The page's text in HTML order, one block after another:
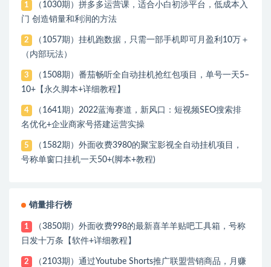
1
（1030期）拼多多运营课，适合小白初涉平台，低成本入
门 创造销量和利润的方法
2
（1057期）挂机跑数据，只需一部手机即可月盈利10万＋
（内部玩法）
3
（1508期）番茄畅听全自动挂机抢红包项目，单号一天5–
10+【永久脚本+详细教程】
4
（1641期）2022蓝海赛道，新风口：短视频SEO搜索排
名优化+企业商家号搭建运营实操
5
（1582期）外面收费3980的聚宝影视全自动挂机项目，
号称单窗口挂机一天50+(脚本+教程)
销量排行榜
1
（3850期）外面收费998的最新喜羊羊贴吧工具箱，号称
日发十万条【软件+详细教程】
2
（2103期）通过Youtube Shorts推广联盟营销商品，月赚